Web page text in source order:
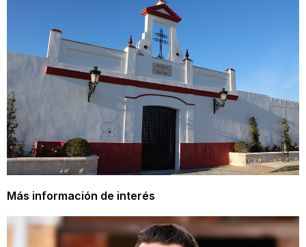
Más información de interés